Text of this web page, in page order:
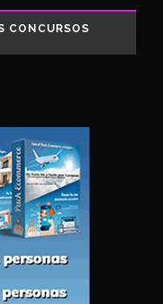
CONCURSOS